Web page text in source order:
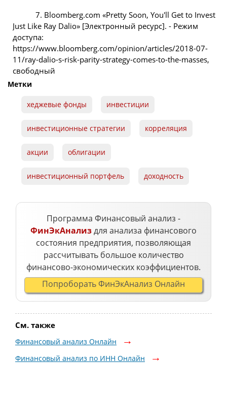
7. Bloomberg.com «Pretty Soon, You'll Get to Invest
Just Like Ray Dalio» [Электронный ресурс]. - Режим
доступа:
https://www.bloomberg.com/opinion/articles/2018-07-
11/ray-dalio-s-risk-parity-strategy-comes-to-the-masses,
свободный
Метки
хеджевые фонды инвестиции
инвестиционные стратегии корреляция
акции облигации
инвестиционный портфель доходность
Программа Финансовый анализ -
ФинЭкАнализдля анализа финансового
состояния предприятия, позволяющая
рассчитывать большое количество
финансово-экономических коэффициентов.
Попроборать ФинЭкАнализ Онлайн
См. также
Финансовый анализ Онлайн
Финансовый анализ по ИНН Онлайн